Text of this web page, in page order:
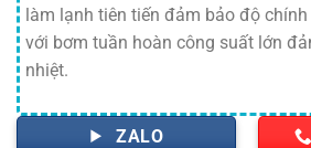
làm lạnh tiên tiến đảm bảo độ
với bơm tuần hoàn công suất lớn
nhiệt.
ZALO